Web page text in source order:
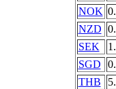
NOK
NZD
SEK
SGD
THB